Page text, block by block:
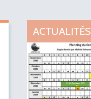
ACTUALITÉS